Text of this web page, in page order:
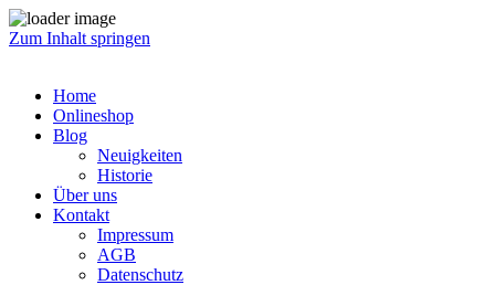
Zum Inhalt springen
Home
Onlineshop
Blog
Neuigkeiten
Historie
Über uns
Kontakt
Impressum
AGB
Datenschutz